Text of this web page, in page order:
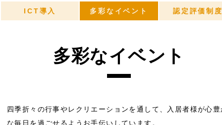
ICT導入 多彩なイベント 認定評価制
多彩なイベント
四季折々の行事やレクリエーションを通して、入居者様が心豊
な毎日を過ごせるようお手伝いしています。